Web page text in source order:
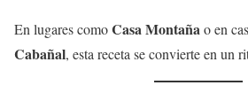
En lugares comoCasa Montañao en
Cabañal, esta receta se convierte en un